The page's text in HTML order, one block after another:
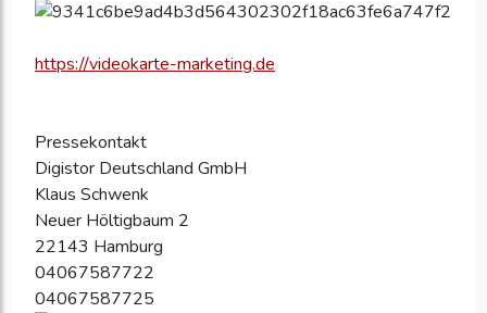
https://videokarte-marketing.de
Pressekontakt
Digistor Deutschland GmbH
Klaus Schwenk
Neuer Höltigbaum 2
22143 Hamburg
04067587722
04067587725